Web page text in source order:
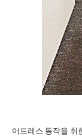
어드레스 동작을 취